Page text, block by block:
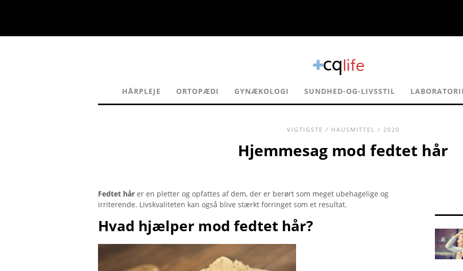
HÅRPLEJE ORTOPÆDI GYNÆKOLOGI SUNDHED-OG-LIVSSTIL
VIGTIGSTE / HAUSMITTEL / 2020
Hjemmesag mod fedtet hår
Fedtet hår er en pletter og opfattes af dem, der er berørt som meget ubehagelige og
irriterende. Livskvaliteten kan også blive stærkt forringet som et resultat.
Hvad hjælper mod fedtet hår?